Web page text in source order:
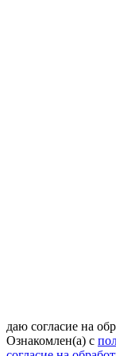
даю согласие на
Ознакомлен(а) с